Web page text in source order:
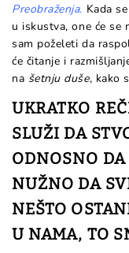
Preobraženja. Kada
u iskustva, one će se
sam poželeti da
će čitanje i
na šetnju duše, kako
UKRATKO
SLUŽI DA
ODNOSNO
NUŽNO DA
NEŠTO
U NAMA, TO